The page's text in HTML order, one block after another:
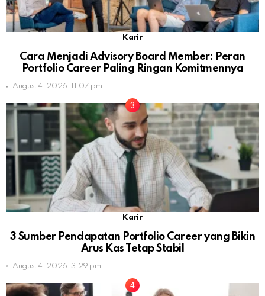
Karir
Cara Menjadi Advisory Board Member: Peran
Portfolio Career Paling Ringan Komitmennya
August 4, 2026, 11:07 pm
Karir
3 Sumber Pendapatan Portfolio Career yang Bikin
Arus Kas Tetap Stabil
August 4, 2026, 3:29 pm